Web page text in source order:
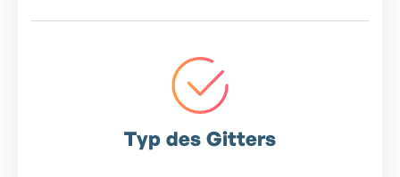
Typ des Gitters